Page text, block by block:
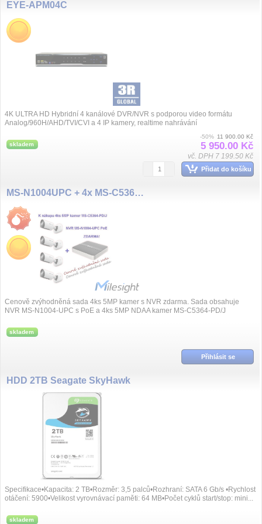
EYE-APM04C
4K ULTRA HD Hybridní 4 kanálové DVR/NVR s podporou video formátu
Analog/960H/AHD/TVI/CVI a 4 IP kamery, realtime nahrávání
skladem
-50% 11 900.00 Kč
5 950.00 Kč
vč. DPH 7 199.50 Kč
Přidat do košíku
MS-N1004UPC + 4x MS-C5364-PD/J
Cenově zvýhodněná sada 4ks 5MP kamer s NVR zdarma. Sada obsahuje
NVR MS-N1004-UPC s PoE a 4ks 5MP NDAA kamer MS-C5364-PD/J
skladem
Přihlásit se
HDD 2TB Seagate SkyHawk
Specifikace•Kapacita: 2 TB•Rozměr: 3,5 palců•Rozhraní: SATA 6 Gb/s •Rychlost
otáčení: 5900•Velikost vyrovnávací paměti: 64 MB•Počet cyklů start/stop: mini...
skladem